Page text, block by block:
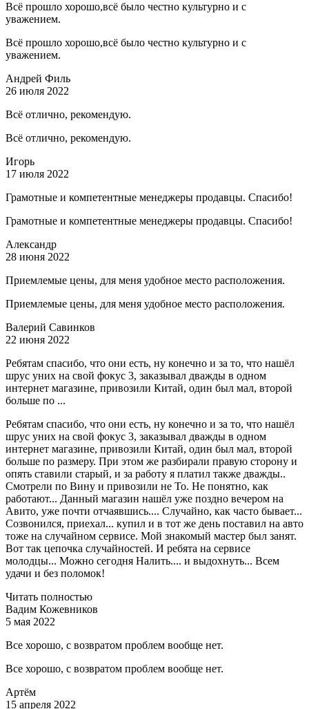
Всё прошло хорошо,всё было честно культурно и с
уважением.
Всё прошло хорошо,всё было честно культурно и с
уважением.
Андрей Филь
26 июля 2022
Всё отлично, рекомендую.
Всё отлично, рекомендую.
Игорь
17 июля 2022
Грамотные и компетентные менеджеры продавцы. Спасибо!
Грамотные и компетентные менеджеры продавцы. Спасибо!
Александр
28 июня 2022
Приемлемые цены, для меня удобное место расположения.
Приемлемые цены, для меня удобное место расположения.
Валерий Савинков
22 июня 2022
Ребятам спасибо, что они есть, ну конечно и за то, что нашёл
шрус уних на свой фокус 3, заказывал дважды в одном
интернет магазине, привозили Китай, один был мал, второй
больше по ...
Ребятам спасибо, что они есть, ну конечно и за то, что нашёл
шрус уних на свой фокус 3, заказывал дважды в одном
интернет магазине, привозили Китай, один был мал, второй
больше по размеру. При этом же разбирали правую сторону и
опять ставили старый, и за работу я платил также дважды..
Смотрели по Вину и привозили не То. Не понятно, как
работают... Данный магазин нашёл уже поздно вечером на
Авито, уже почти отчаявшись.... Случайно, как часто бывает...
Созвонился, приехал... купил и в тот же день поставил на авто
тоже на случайном сервисе. Мой знакомый мастер был занят.
Вот так цепочка случайностей. И ребята на сервисе
молодцы... Можно сегодня Налить.... и выдохнуть... Всем
удачи и без поломок!
Читать полностью
Вадим Кожевников
5 мая 2022
Все хорошо, с возвратом проблем вообще нет.
Все хорошо, с возвратом проблем вообще нет.
Артём
15 апреля 2022